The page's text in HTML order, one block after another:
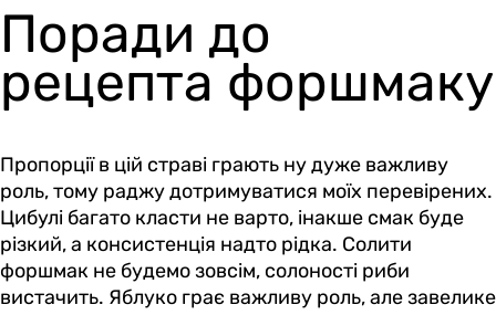
Поради до
рецепта форшмаку
Пропорції в цій страві грають ну дуже важливу
роль, тому раджу дотримуватися моїх перевірених.
Цибулі багато класти не варто, інакше смак буде
різкий, а консистенція надто рідка. Солити
форшмак не будемо зовсім, солоності риби
вистачить. Яблуко грає важливу роль, але завелике